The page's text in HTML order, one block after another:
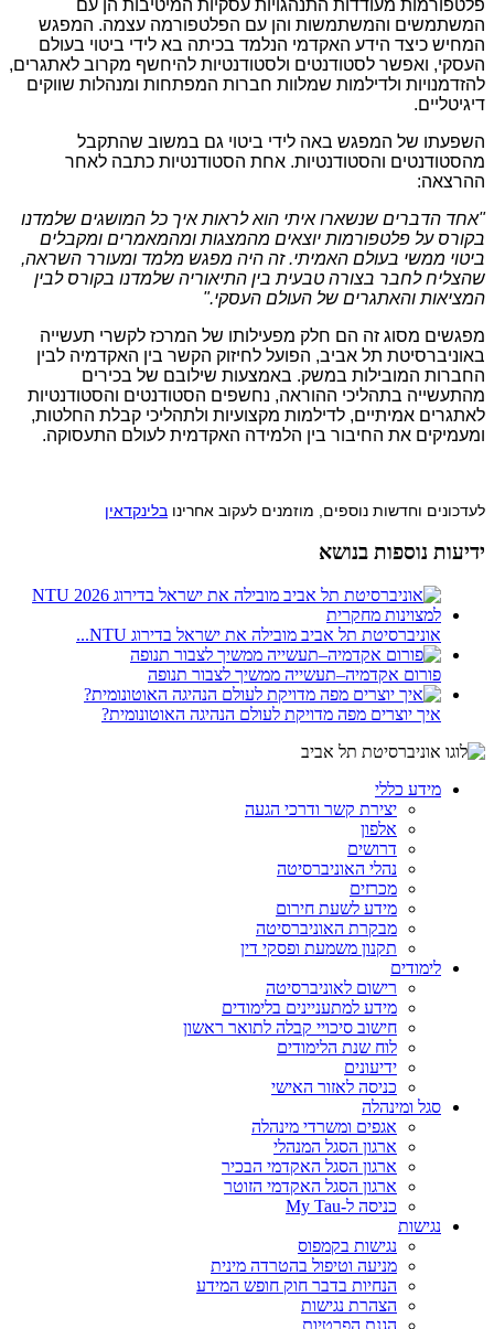
פלטפורמות מעודדות התנהגויות עסקיות המיטיבות הן עם
המשתמשים והמשתמשות והן עם הפלטפורמה עצמה. המפגש
המחיש כיצד הידע האקדמי הנלמד בכיתה בא לידי ביטוי בעולם
העסקי, ואפשר לסטודנטים ולסטודנטיות להיחשף מקרוב לאתגרים,
להזדמנויות ולדילמות שמלוות חברות המפתחות ומנהלות שווקים
דיגיטליים.
השפעתו של המפגש באה לידי ביטוי גם במשוב שהתקבל
מהסטודנטים והסטודנטיות. אחת הסטודנטיות כתבה לאחר
ההרצאה:
"אחד הדברים שנשארו איתי הוא לראות איך כל המושגים שלמדנו
בקורס על פלטפורמות יוצאים מהמצגות ומהמאמרים ומקבלים
ביטוי ממשי בעולם האמיתי. זה היה מפגש מלמד ומעורר השראה,
שהצליח לחבר בצורה טבעית בין התיאוריה שלמדנו בקורס לבין
המציאות והאתגרים של העולם העסקי."
מפגשים מסוג זה הם חלק מפעילותו של המרכז לקשרי תעשייה
באוניברסיטת תל אביב, הפועל לחיזוק הקשר בין האקדמיה לבין
החברות המובילות במשק. באמצעות שילובם של בכירים
מהתעשייה בתהליכי ההוראה, נחשפים הסטודנטים והסטודנטיות
לאתגרים אמיתיים, לדילמות מקצועיות ולתהליכי קבלת החלטות,
ומעמיקים את החיבור בין הלמידה האקדמית לעולם התעסוקה.
לעדכונים וחדשות נוספים, מוזמנים לעקוב אחרינו בלינקדאין
ידיעות נוספות בנושא
אוניברסיטת תל אביב מובילה את ישראל בדירוג NTU...
פורום אקדמיה–תעשייה ממשיך לצבור תנופה
איך יוצרים מפה מדויקת לעולם הנהיגה האוטונומית?
מידע כללי
יצירת קשר ודרכי הגעה
אלפון
דרושים
נהלי האוניברסיטה
מכרזים
מידע לשעת חירום
מבקרת האוניברסיטה
תקנון משמעת ופסקי דין
לימודים
רישום לאוניברסיטה
מידע למתעניינים בלימודים
חישוב סיכויי קבלה לתואר ראשון
לוח שנת הלימודים
ידיעונים
כניסה לאזור האישי
סגל ומינהלה
אגפים ומשרדי מינהלה
ארגון הסגל המנהלי
ארגון הסגל האקדמי הבכיר
ארגון הסגל האקדמי הזוטר
כניסה ל-My Tau
נגישות
נגישות בקמפוס
מניעה וטיפול בהטרדה מינית
הנחיות בדבר חוק חופש המידע
הצהרת נגישות